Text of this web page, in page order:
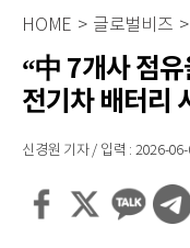
HOME > 글로벌비즈 >
“中 7개사 점
전기차 배터리
신경원 기자 / 입력 : 2026-